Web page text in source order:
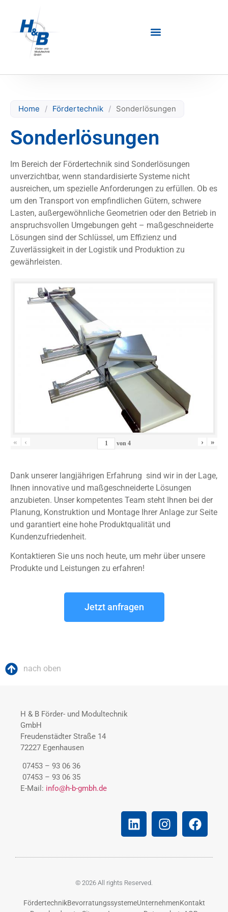
Home / Fördertechnik / Sonderlösungen
Sonderlösungen
Im Bereich der Fördertechnik sind Sonderlösungen
unverzichtbar, wenn standardisierte Systeme nicht
ausreichen, um spezielle Anforderungen zu erfüllen. Ob es
um den Transport von empfindlichen Gütern, schwere
Lasten, außergewöhnliche Geometrien oder den Betrieb in
anspruchsvollen Umgebungen geht – maßgeschneiderte
Lösungen sind der Schlüssel, um Effizienz und
Zuverlässigkeit in der Logistik und Produktion zu
gewährleisten.
« ‹ von 4 › »
Dank unserer langjährigen Erfahrung sind wir in der Lage,
Ihnen innovative und maßgeschneiderte Lösungen
anzubieten. Unser kompetentes Team steht Ihnen bei der
Planung, Konstruktion und Montage Ihrer Anlage zur Seite
und garantiert eine hohe Produktqualität und
Kundenzufriedenheit.
Kontaktieren Sie uns noch heute, um mehr über unsere
Produkte und Leistungen zu erfahren!
Jetzt anfragen
nach oben
H & B Förder- und Modultechnik
GmbH
Freudenstädter Straße 14
72227 Egenhausen
07453 – 93 06 36
07453 – 93 06 35
E-Mail: info@h-b-gmbh.de
© 2026 All rights Reserved.
FördertechnikBevorratungssystemeUnternehmenKontakt